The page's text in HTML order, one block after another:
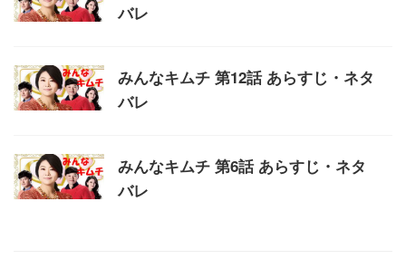
バレ
みんなキムチ 第12話 あらすじ・ネタ
バレ
みんなキムチ 第6話 あらすじ・ネタ
バレ